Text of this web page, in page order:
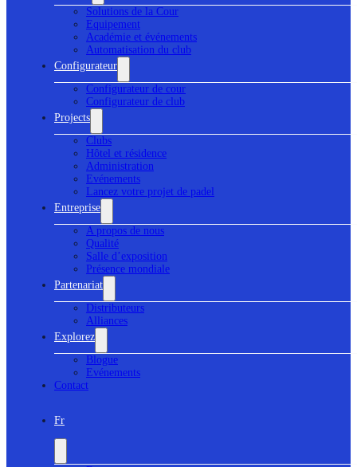
Solutions de la Cour
Equipement
Académie et événements
Automatisation du club
Configurateur
Configurateur de cour
Configurateur de club
Projects
Clubs
Hôtel et résidence
Administration
Evénements
Lancez votre projet de padel
Entreprise
A propos de nous
Qualité
Salle d’exposition
Présence mondiale
Partenariat
Distributeurs
Alliances
Explorez
Blogue
Evénements
Contact
Fr